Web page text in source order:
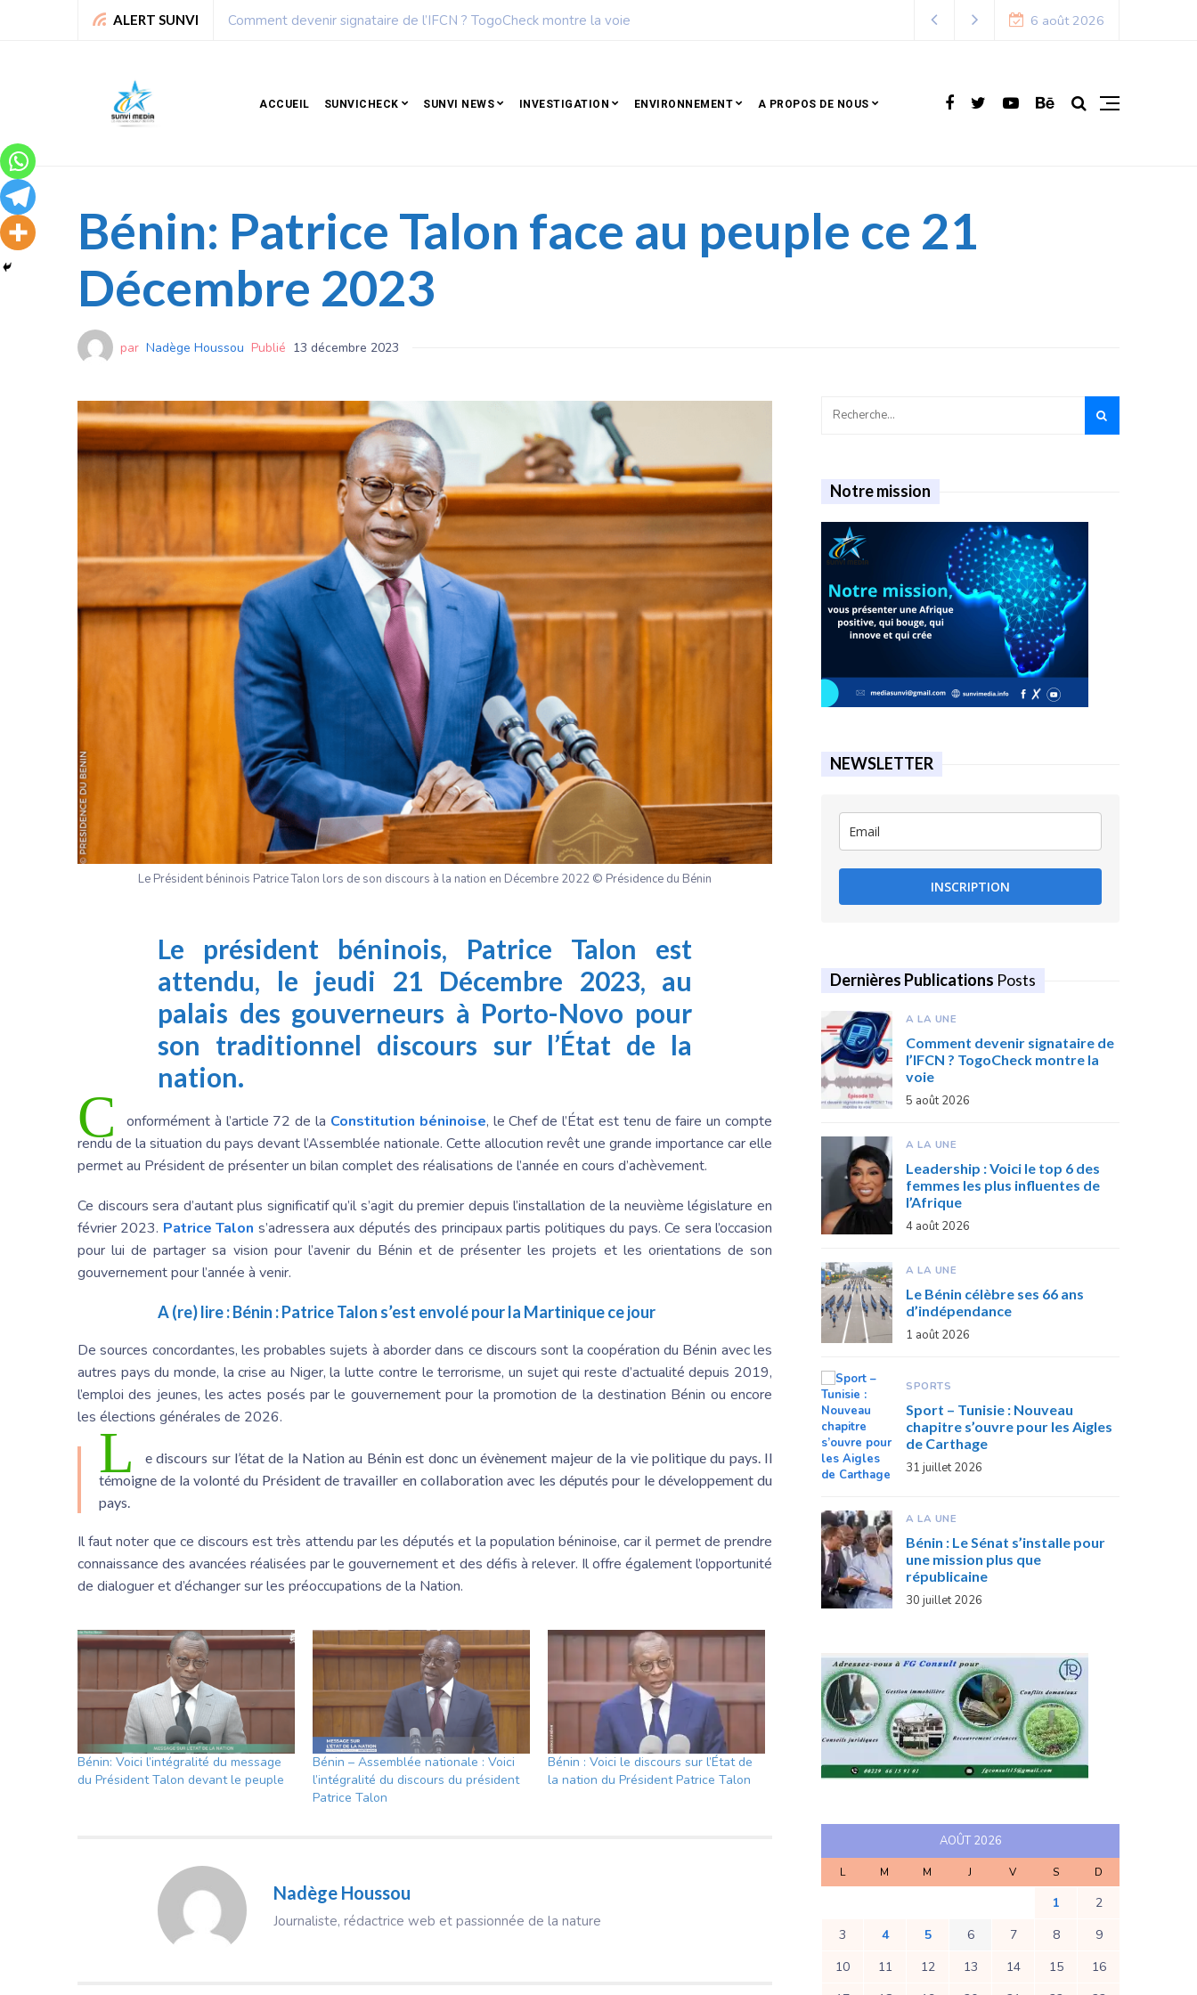
ALERT SUNVI Leadership : Voici le top 6 des femmes les plus influentes de l’Afrique 6 août 2026
ACCUEIL SUNVICHECK SUNVI NEWS INVESTIGATION ENVIRONNEMENT A PROPOS DE NOUS
Bénin: Patrice Talon face au peuple ce 21
Décembre 2023
par Nadège Houssou Publié 13 décembre 2023
Le Président béninois Patrice Talon lors de son discours à la nation en Décembre 2022 © Présidence du Bénin
Le président béninois, Patrice Talon est
attendu, le jeudi 21 Décembre 2023, au
palais des gouverneurs à Porto-Novo pour
son traditionnel discours sur l’État de la
nation.
C onformément à l’article 72 de la Constitution béninoise, le Chef de l’État est tenu de faire un compte
rendu de la situation du pays devant l’Assemblée nationale. Cette allocution revêt une grande importance car elle
permet au Président de présenter un bilan complet des réalisations de l’année en cours d’achèvement.
Ce discours sera d’autant plus significatif qu’il s’agit du premier depuis l’installation de la neuvième législature en
février 2023. Patrice Talon s’adressera aux députés des principaux partis politiques du pays. Ce sera l’occasion
pour lui de partager sa vision pour l’avenir du Bénin et de présenter les projets et les orientations de son
gouvernement pour l’année à venir.
A (re) lire :Bénin : Patrice Talon s’est envolé pour la Martinique ce jour
De sources concordantes, les probables sujets à aborder dans ce discours sont la coopération du Bénin avec les
autres pays du monde, la crise au Niger, la lutte contre le terrorisme, un sujet qui reste d’actualité depuis 2019,
l’emploi des jeunes, les actes posés par le gouvernement pour la promotion de la destination Bénin ou encore
les élections générales de 2026.
L
e discours sur l’état de la Nation au Bénin est donc un évènement majeur de la vie politique du pays. Il
témoigne de la volonté du Président de travailler en collaboration avec les députés pour le développement du
pays.
Il faut noter que ce discours est très attendu par les députés et la population béninoise, car il permet de prendre
connaissance des avancées réalisées par le gouvernement et des défis à relever. Il offre également l’opportunité
de dialoguer et d’échanger sur les préoccupations de la Nation.
Bénin: Voici l’intégralité du message
du Président Talon devant le peuple
Bénin – Assemblée nationale : Voici
l’intégralité du discours du président
Patrice Talon
Bénin : Voici le discours sur l’État de
la nation du Président Patrice Talon
Nadège Houssou
Journaliste, rédactrice web et passionnée de la nature
Notre mission
NEWSLETTER
INSCRIPTION
Dernières Publications Posts
A LA UNE
Comment devenir signataire de
l’IFCN ? TogoCheck montre la
voie
5 août 2026
A LA UNE
Leadership : Voici le top 6 des
femmes les plus influentes de
l’Afrique
4 août 2026
A LA UNE
Le Bénin célèbre ses 66 ans
d’indépendance
1 août 2026
SPORTS
Sport – Tunisie : Nouveau
chapitre s’ouvre pour les Aigles
de Carthage
31 juillet 2026
A LA UNE
Bénin : Le Sénat s’installe pour
une mission plus que
républicaine
30 juillet 2026
AOÛT 2026
L M M J V S D
1
2
3
4 5 6 7 8
9
10
11 12 13 14 15
16